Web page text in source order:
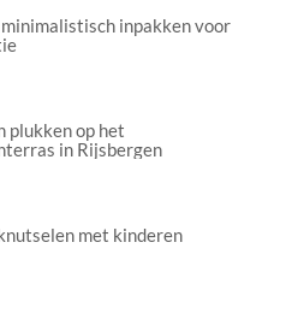
inpakken voor
plukken op het
in Rijsbergen
met kinderen